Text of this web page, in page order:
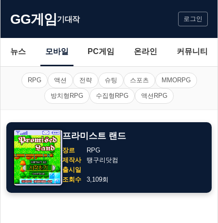
GG게임기대작 로그인
뉴스 모바일 PC게임 온라인 커뮤니티
RPG 액션 전략 슈팅 스포츠 MMORPG
방치형RPG 수집형RPG 액션RPG
프라미스트 랜드
장르
RPG
제작사
땡구리닷컴
출시일
조회수
3,109회